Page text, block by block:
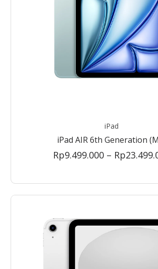
iPad
iPad AIR 6th Generation
Rp9.499.000 – Rp